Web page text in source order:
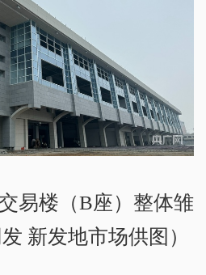
易楼（B座）整体雏
新发地市场供图）